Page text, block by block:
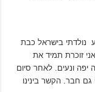
נולדתי בישראל כבת
זוכרת תמיד את
ונעים. לאחר סיום
גם חבר. הקשר בינינו